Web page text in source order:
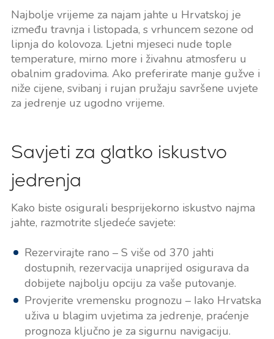
Najbolje vrijeme za najam jahte u Hrvatskoj je
između travnja i listopada, s vrhuncem sezone od
lipnja do kolovoza. Ljetni mjeseci nude tople
temperature, mirno more i živahnu atmosferu u
obalnim gradovima. Ako preferirate manje gužve i
niže cijene, svibanj i rujan pružaju savršene uvjete
za jedrenje uz ugodno vrijeme.
Savjeti za glatko iskustvo
jedrenja
Kako biste osigurali besprijekorno iskustvo najma
jahte, razmotrite sljedeće savjete:
Rezervirajte rano – S više od 370 jahti
dostupnih, rezervacija unaprijed osigurava da
dobijete najbolju opciju za vaše putovanje.
Provjerite vremensku prognozu – Iako Hrvatska
uživa u blagim uvjetima za jedrenje, praćenje
prognoza ključno je za sigurnu navigaciju.